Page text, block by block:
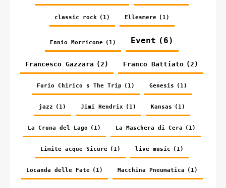
classic rock (1) Ellesmere (1)
Ennio Morricone (1) Event (6)
Francesco Gazzara (2) Franco Battiato (2)
Furio Chirico s The Trip (1) Genesis (1)
jazz (1) Jimi Hendrix (1) Kansas (1)
La Cruna del Lago (1) La Maschera di Cera (1)
Limite acque Sicure (1) live music (1)
Locanda delle Fate (1) Macchina Pneumatica (1)